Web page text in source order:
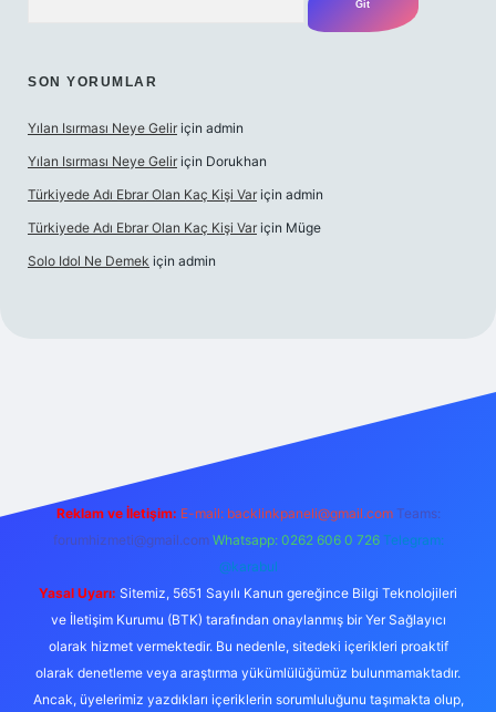
SON YORUMLAR
Yılan Isırması Neye Gelir için admin
Yılan Isırması Neye Gelir için Dorukhan
Türkiyede Adı Ebrar Olan Kaç Kişi Var için admin
Türkiyede Adı Ebrar Olan Kaç Kişi Var için Müge
Solo Idol Ne Demek için admin
Reklam ve İletişim: E-mail: backlinkpaneli@gmail.com Teams:
forumhizmeti@gmail.com Whatsapp: 0262 606 0 726 Telegram:
@karabul
Yasal Uyarı: Sitemiz, 5651 Sayılı Kanun gereğince Bilgi Teknolojileri
ve İletişim Kurumu (BTK) tarafından onaylanmış bir Yer Sağlayıcı
olarak hizmet vermektedir. Bu nedenle, sitedeki içerikleri proaktif
olarak denetleme veya araştırma yükümlülüğümüz bulunmamaktadır.
Ancak, üyelerimiz yazdıkları içeriklerin sorumluluğunu taşımakta olup,